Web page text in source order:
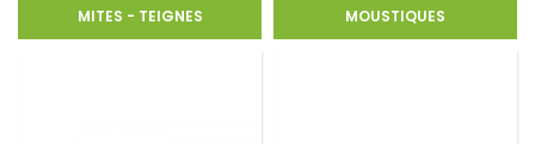
MITES - TEIGNES MOUSTIQUES